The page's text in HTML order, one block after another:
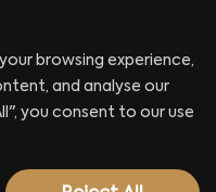
browsing experience,
and analyse our
you consent to our use